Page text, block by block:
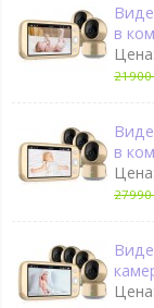
в
Цена:
21900
в
Цена:
27990